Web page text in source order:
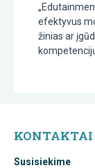
efektyvus
žinias ar
KONTAKTAI
Susisiekime